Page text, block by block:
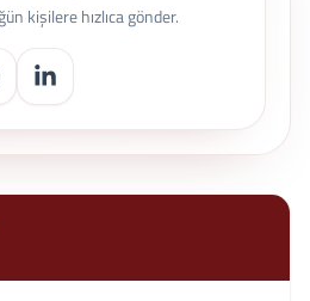
kişilere hızlıca gönder.